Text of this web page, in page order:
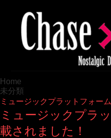
Home
未分類
ミュージックプラットフォー
ミュージックプラ
載されました！